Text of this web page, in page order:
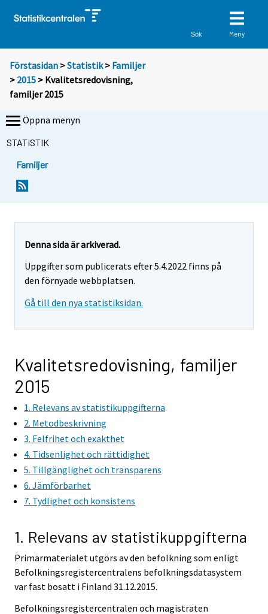
Sök Meny
Förstasidan >Statistik > Familjer
> 2015 > Kvalitetsredovisning,
familjer 2015
Öppna menyn
STATISTIK
Familjer
Denna sida är arkiverad.
Uppgifter som publicerats efter 5.4.2022 finns på
den förnyade webbplatsen.
Gå till den nya statistiksidan.
Kvalitetsredovisning, familjer
2015
1. Relevans av statistikuppgifterna
2. Metodbeskrivning
3. Felfrihet och exakthet
4. Tidsenlighet och rättidighet
5. Tillgänglighet och transparens
6. Jämförbarhet
7. Tydlighet och konsistens
1. Relevans av statistikuppgifterna
Primärmaterialet utgörs av den befolkning som enligt
Befolkningsregistercentralens befolkningsdatasystem
var fast bosatt i Finland 31.12.2015.
Befolkningsregistercentralen och magistraten